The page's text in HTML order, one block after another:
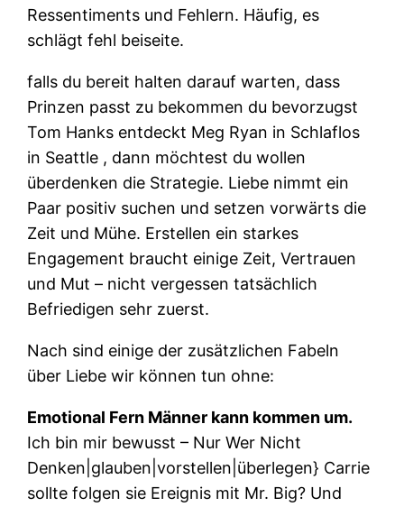
Ressentiments und Fehlern. Häufig, es
schlägt fehl beiseite.
falls du bereit halten darauf warten, dass
Prinzen passt zu bekommen du bevorzugst
Tom Hanks entdeckt Meg Ryan in Schlaflos
in Seattle , dann möchtest du wollen
überdenken die Strategie. Liebe nimmt ein
Paar positiv suchen und setzen vorwärts die
Zeit und Mühe. Erstellen ein starkes
Engagement braucht einige Zeit, Vertrauen
und Mut – nicht vergessen tatsächlich
Befriedigen sehr zuerst.
Nach sind einige der zusätzlichen Fabeln
über Liebe wir können tun ohne:
Emotional Fern Männer kann kommen um.
Ich bin mir bewusst – Nur Wer Nicht
Denken|glauben|vorstellen|überlegen} Carrie
sollte folgen sie Ereignis mit Mr. Big? Und